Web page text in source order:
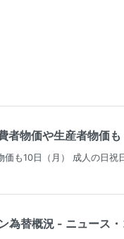
者物価や生産者物価
も10日（月） 成人の日祝
為替概況 - ニュース